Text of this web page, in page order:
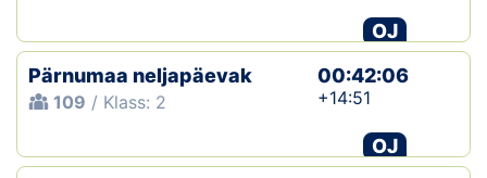
OJ
Pärnumaa neljapäevak
109 / Klass: 2
00:42:06
+14:51
OJ